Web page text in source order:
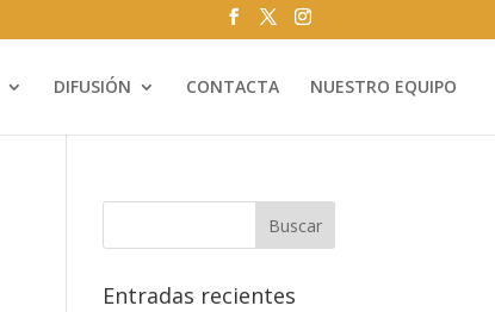
DIFUSIÓN CONTACTA NUESTRO EQUIPO
Entradas recientes